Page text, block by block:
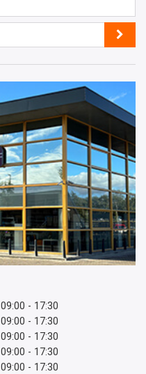
09:00 - 17:30
09:00 - 17:30
09:00 - 17:30
09:00 - 17:30
09:00 - 17:30